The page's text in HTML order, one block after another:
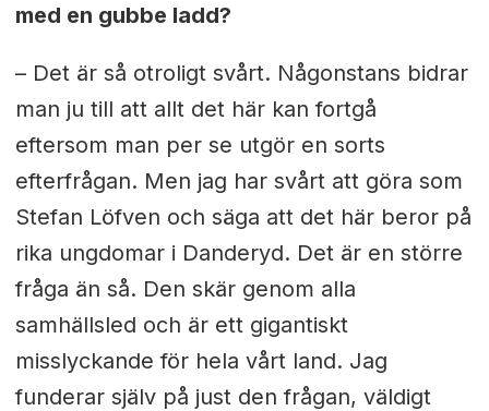
med en gubbe ladd?
– Det är så otroligt svårt. Någonstans bidrar
man ju till att allt det här kan fortgå
eftersom man per se utgör en sorts
efterfrågan. Men jag har svårt att göra som
Stefan Löfven och säga att det här beror på
rika ungdomar i Danderyd. Det är en större
fråga än så. Den skär genom alla
samhällsled och är ett gigantiskt
misslyckande för hela vårt land. Jag
funderar själv på just den frågan, väldigt